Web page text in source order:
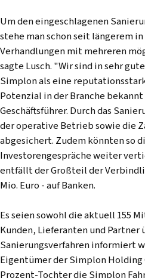
Um den eingeschlagenen
stehe man schon seit längerem
Verhandlungen mit mehreren
sagte Lusch. "Wir sind in sehr
Simplon als eine
Potenzial in der Branche
Geschäftsführer. Durch das
der operative Betrieb sowie die
abgesichert. Zudem könnten so
Investorengespräche weiter
entfällt der Großteil der
Mio. Euro - auf Banken.
Es seien sowohl die aktuell 155
Kunden, Lieferanten und Partner
Sanierungsverfahren informiert
Eigentümer der Simplon Holding
Prozent-Tochter die Simplon